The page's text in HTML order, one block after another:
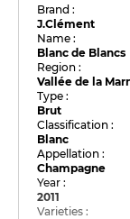
Brand :
J.Clément
Name :
Blanc de Blancs
Region :
Vallée de la
Type :
Brut
Classification :
Blanc
Appellation :
Champagne
Year :
2011
Varieties :